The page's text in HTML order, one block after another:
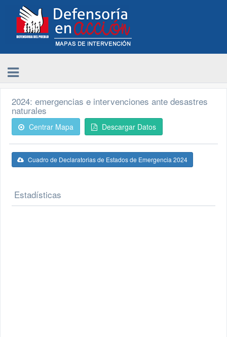
2024: emergencias e intervenciones ante desastres
naturales
Centrar Mapa Descargar Datos
Cuadro de Declaratorias de Estados de Emergencia 2024
Estadísticas